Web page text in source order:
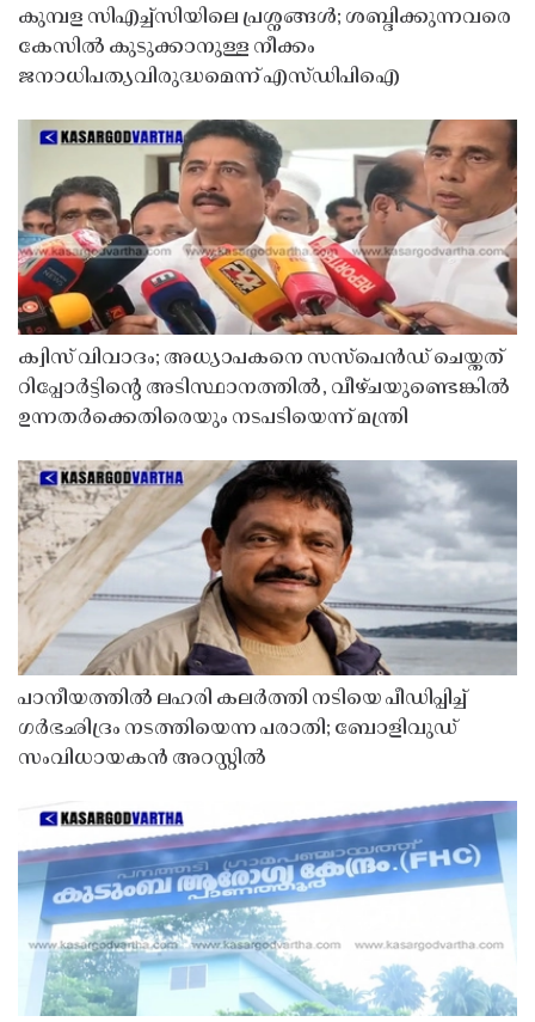
കുമ്പള സിഎച്ച്സിയിലെ പ്രശ്നങ്ങൾ; ശബ്ദിക്കുന്നവരെ
കേസിൽ കുടുക്കാനുള്ള നീക്കം
ജനാധിപത്യവിരുദ്ധമെന്ന് എസ്ഡിപിഐ
ക്വിസ് വിവാദം; അധ്യാപകനെ സസ്‌പെൻഡ് ചെയ്തത്
റിപ്പോർട്ടിൻ്റെ അടിസ്ഥാനത്തിൽ, വീഴ്ചയുണ്ടെങ്കിൽ
ഉന്നതർക്കെതിരെയും നടപടിയെന്ന് മന്ത്രി
പാനീയത്തിൽ ലഹരി കലർത്തി നടിയെ പീഡിപ്പിച്ച്
ഗർഭഛിദ്രം നടത്തിയെന്ന പരാതി; ബോളിവുഡ്
സംവിധായകൻ അറസ്റ്റിൽ